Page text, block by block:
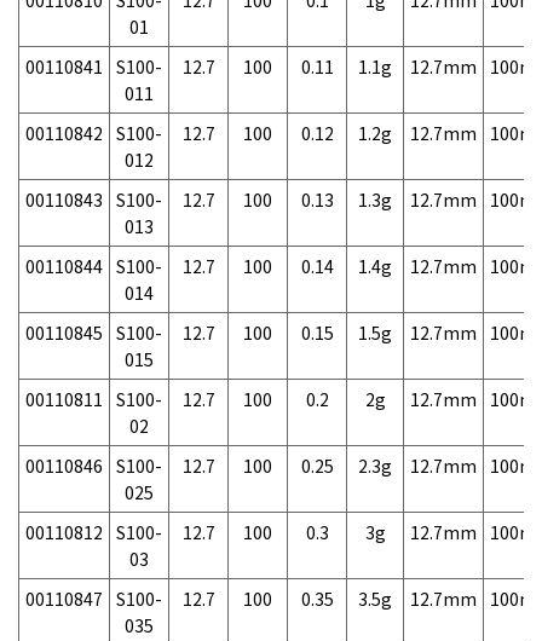
01
00110841 S100-
011
12.7 100 0.11 1.1g 12.7mm
00110842 S100-
012
12.7 100 0.12 1.2g 12.7mm
00110843 S100-
013
12.7 100 0.13 1.3g 12.7mm
00110844 S100-
014
12.7 100 0.14 1.4g 12.7mm
00110845 S100-
015
12.7 100 0.15 1.5g 12.7mm
00110811 S100-
02
12.7 100 0.2 2g 12.7mm
00110846 S100-
025
12.7 100 0.25 2.3g 12.7mm
00110812 S100-
03
12.7 100 0.3 3g 12.7mm
00110847 S100-
035
12.7 100 0.35 3.5g 12.7mm